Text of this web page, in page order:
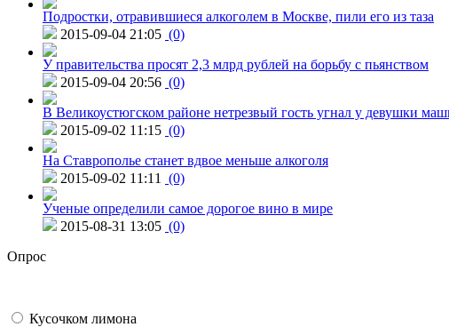
Подростки, отравившиеся алкоголем в Москве, пили его из таза
2015-09-04 21:05 (0)
У правительства просят 2,3 млрд рублей на борьбу с пьянством
2015-09-04 20:56 (0)
В Великоустюгском районе нетрезвый гость угнал у девушки
2015-09-02 11:15 (0)
На Ставрополье станет вдвое меньше алкоголя
2015-09-02 11:11
(0)
Ученые определили самое дорогое вино в мире
2015-08-31 13:05 (0)
Опрос
Кусочком лимона